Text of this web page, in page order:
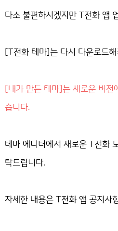
다소 불편하시겠지만 T전화 앱
[T전화 테마]는 다시 다운로드
[내가 만든 테마]는 새로운 버전
습니다.
테마 에디터에서 새로운 T전화
탁드립니다.
자세한 내용은 T전화 앱 공지사